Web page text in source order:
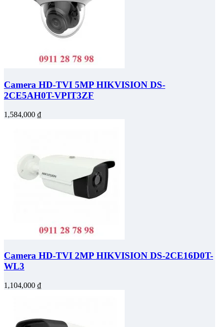
Camera HD-TVI 5MP HIKVISION DS-
2CE5AH0T-VPIT3ZF
1,584,000 ₫
Camera HD-TVI 2MP HIKVISION DS-2CE16D0T-
WL3
1,104,000 ₫